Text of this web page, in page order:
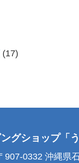
(17)
グショップ「
907-0332 沖縄県